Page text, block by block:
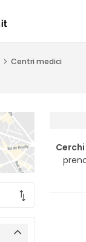
Centri medici